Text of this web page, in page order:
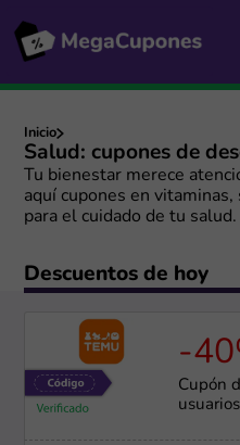
Inicio
Salud: cupones de
Tu bienestar merece
aquí cupones en
para el cuidado de tu salud.
Descuentos de hoy
-
Cupón